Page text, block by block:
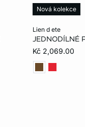
lien d ete
JEDNODÍLNÉ
Kč 2,069.00
Nová kolekce